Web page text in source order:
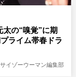
太の“嗅覚”に期
ライム帯春ドラ
サイゾーウーマン編集部